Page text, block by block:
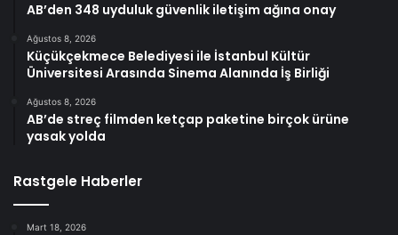
AB’den 348 uyduluk güvenlik iletişim ağına onay
Ağustos 8, 2026
Küçükçekmece Belediyesi ile İstanbul Kültür
Üniversitesi Arasında Sinema Alanında İş Birliği
Ağustos 8, 2026
AB’de streç filmden ketçap paketine birçok ürüne
yasak yolda
Rastgele Haberler
Mart 18, 2026